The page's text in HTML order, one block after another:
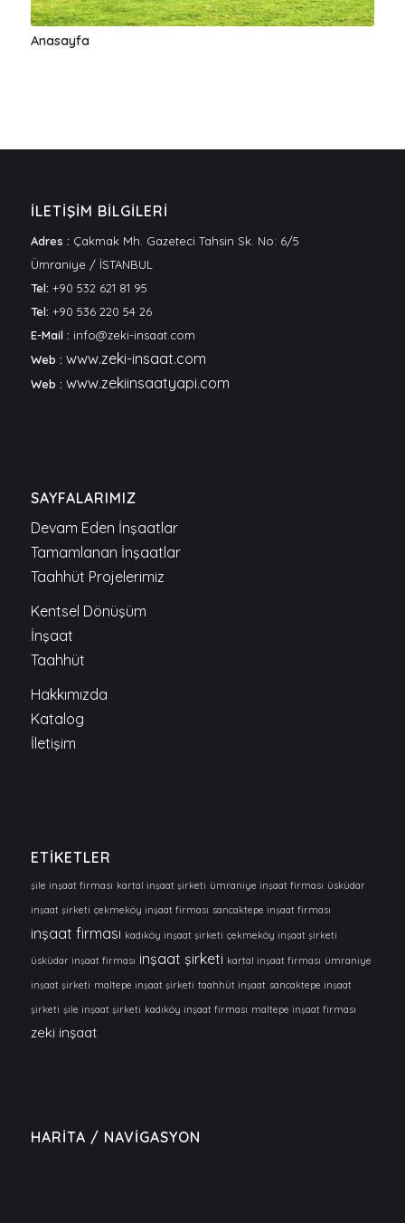
Anasayfa
İLETİŞİM BİLGİLERİ
Adres : Çakmak Mh. Gazeteci Tahsin Sk. No: 6/5
Ümraniye / İSTANBUL
Tel: +90 532 621 81 95
Tel: +90 536 220 54 26
E-Mail : info@zeki-insaat.com
Web : www.zeki-insaat.com
Web : www.zekiinsaatyapi.com
SAYFALARIMIZ
Devam Eden İnşaatlar
Tamamlanan İnşaatlar
Taahhüt Projelerimiz
Kentsel Dönüşüm
İnşaat
Taahhüt
Hakkımızda
Katalog
İletişim
ETİKETLER
şile inşaat firması kartal inşaat şirketi ümraniye inşaat firması üsküdar
inşaat şirketi çekmeköy inşaat firması sancaktepe inşaat firması
inşaat firması kadıköy inşaat şirketi çekmeköy inşaat şirketi
üsküdar inşaat firması inşaat şirketi kartal inşaat firması ümraniye
inşaat şirketi maltepe inşaat şirketi taahhüt inşaat sancaktepe inşaat
şirketi şile inşaat şirketi kadıköy inşaat firması maltepe inşaat firması
zeki inşaat
HARİTA / NAVİGASYON